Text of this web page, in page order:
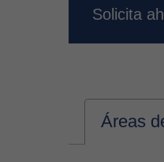
Solicita
Áreas